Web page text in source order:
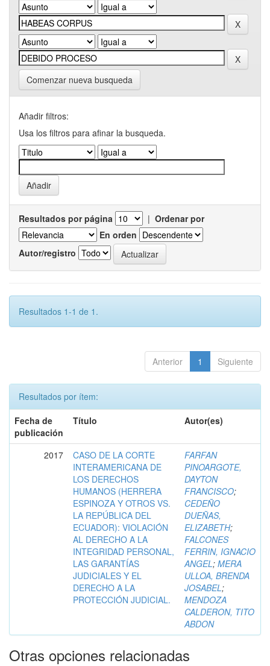
Comenzar nueva busqueda
Añadir filtros:
Usa los filtros para afinar la busqueda.
Resultados por página | Ordenar por
En orden
Autor/registro
Resultados 1-1 de 1.
Anterior 1 Siguiente
Resultados por ítem:
Fecha de
publicación
Título Autor(es)
2017
CASO DE LA CORTE
INTERAMERICANA DE
LOS DERECHOS
HUMANOS (HERRERA
ESPINOZA Y OTROS VS.
LA REPÚBLICA DEL
ECUADOR): VIOLACIÓN
AL DERECHO A LA
INTEGRIDAD PERSONAL,
LAS GARANTÍAS
JUDICIALES Y EL
DERECHO A LA
PROTECCIÓN JUDICIAL.
FARFAN
PINOARGOTE,
DAYTON
FRANCISCO;
CEDEÑO
DUEÑAS,
ELIZABETH;
FALCONES
FERRIN, IGNACIO
ANGEL; MERA
ULLOA, BRENDA
JOSABEL;
MENDOZA
CALDERON, TITO
ABDON
Otras opciones relacionadas